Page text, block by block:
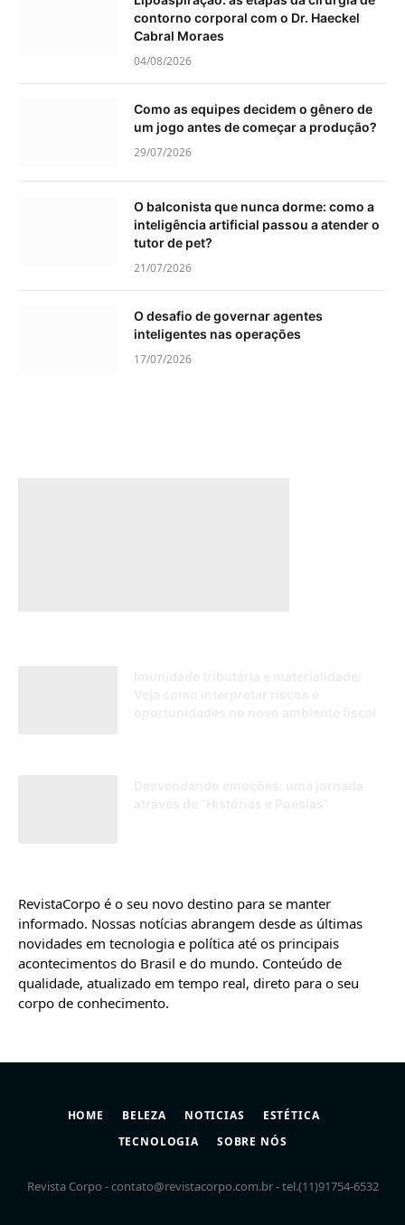
contorno corporal com o Dr. Haeckel
Cabral Moraes
04/08/2026
Como as equipes decidem o gênero de
um jogo antes de começar a produção?
29/07/2026
O balconista que nunca dorme: como a
inteligência artificial passou a atender o
tutor de pet?
21/07/2026
O desafio de governar agentes
inteligentes nas operações
17/07/2026
RevistaCorpo é o seu novo destino para se manter
informado. Nossas notícias abrangem desde as últimas
novidades em tecnologia e política até os principais
acontecimentos do Brasil e do mundo. Conteúdo de
qualidade, atualizado em tempo real, direto para o seu
corpo de conhecimento.
HOME BELEZA NOTICIAS
ESTÉTICA
TECNOLOGIA
SOBRE NÓS
Revista Corpo -contato@revistacorpo.com.br- tel.(11)91754-6532